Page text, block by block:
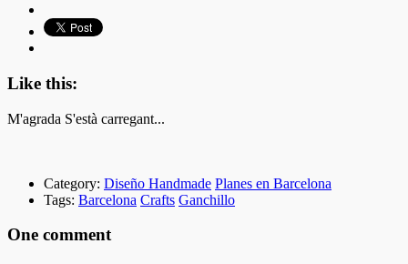
Like this:
M'agrada S'està carregant...
Category: Diseño Handmade Planes en Barcelona
Tags: Barcelona Crafts Ganchillo
One comment